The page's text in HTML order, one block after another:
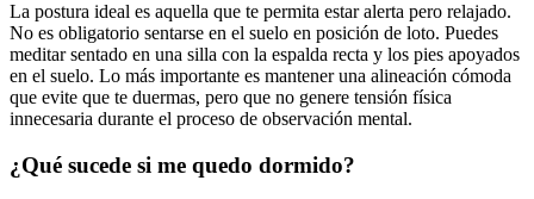
La postura ideal es aquella que te permita estar alerta pero relajado.
No es obligatorio sentarse en el suelo en posición de loto. Puedes
meditar sentado en una silla con la espalda recta y los pies apoyados
en el suelo. Lo más importante es mantener una alineación cómoda
que evite que te duermas, pero que no genere tensión física
innecesaria durante el proceso de observación mental.
¿Qué sucede si me quedo dormido?